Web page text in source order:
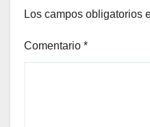
Los campos obligatorios
Comentario *